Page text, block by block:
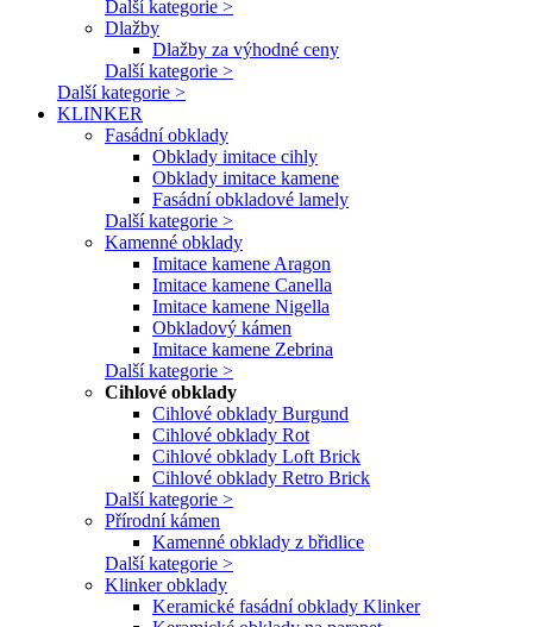
Další kategorie >
Dlažby
Dlažby za výhodné ceny
Další kategorie >
Další kategorie >
KLINKER
Fasádní obklady
Obklady imitace cihly
Obklady imitace kamene
Fasádní obkladové lamely
Další kategorie >
Kamenné obklady
Imitace kamene Aragon
Imitace kamene Canella
Imitace kamene Nigella
Obkladový kámen
Imitace kamene Zebrina
Další kategorie >
Cihlové obklady
Cihlové obklady Burgund
Cihlové obklady Rot
Cihlové obklady Loft Brick
Cihlové obklady Retro Brick
Další kategorie >
Přírodní kámen
Kamenné obklady z břidlice
Další kategorie >
Klinker obklady
Keramické fasádní obklady Klinker